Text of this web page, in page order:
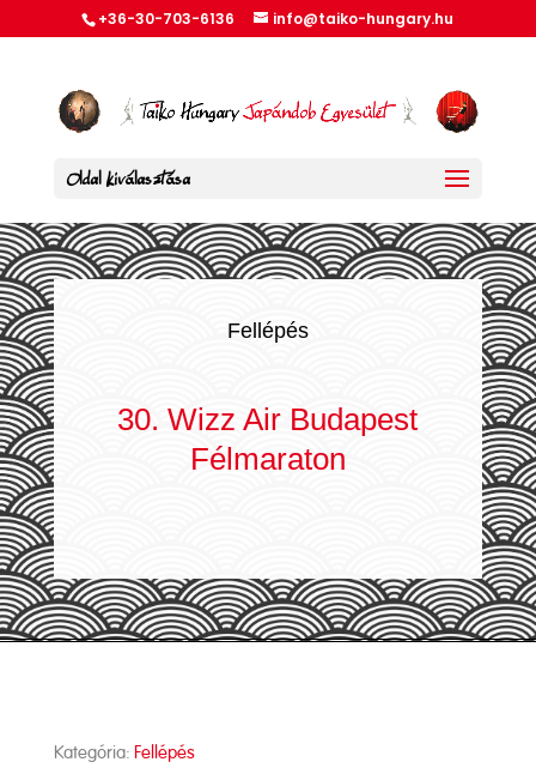
+36-30-703-6136 info@taiko-hungary.hu
Oldal kiválasztása
Fellépés
30. Wizz Air Budapest
Félmaraton
Kategória: Fellépés